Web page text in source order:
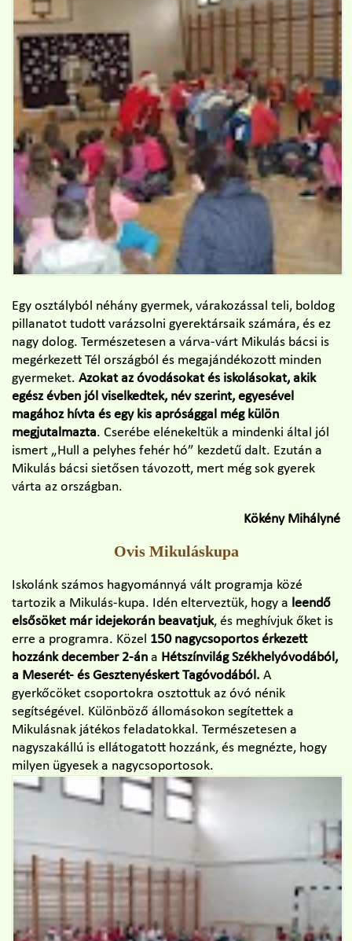
Egy osztályból néhány gyermek, várakozással teli, boldog
pillanatot tudott varázsolni gyerektársaik számára, és ez
nagy dolog. Természetesen a várva-várt Mikulás bácsi is
megérkezett Tél országból és megajándékozott minden
gyermeket. Azokat az óvodásokat és iskolásokat, akik
egész évben jól viselkedtek, név szerint, egyesével
magához hívta és egy kis aprósággal még külön
megjutalmazta. Cserébe elénekeltük a mindenki által jól
ismert „Hull a pelyhes fehér hó” kezdetű dalt. Ezután a
Mikulás bácsi sietősen távozott, mert még sok gyerek
várta az országban.
Kökény Mihályné
Ovis Mikuláskupa
Iskolánk számos hagyománnyá vált programja közé
tartozik a Mikulás-kupa. Idén elterveztük, hogy a leendő
elsősöket már idejekorán beavatjuk, és meghívjuk őket is
erre a programra. Közel 150 nagycsoportos érkezett
hozzánk december 2-án a Hétszínvilág Székhelyóvodából,
a Meserét- és Gesztenyéskert Tagóvodából. A
gyerkőcöket csoportokra osztottuk az óvó nénik
segítségével. Különböző állomásokon segítettek a
Mikulásnak játékos feladatokkal. Természetesen a
nagyszakállú is ellátogatott hozzánk, és megnézte, hogy
milyen ügyesek a nagycsoportosok.